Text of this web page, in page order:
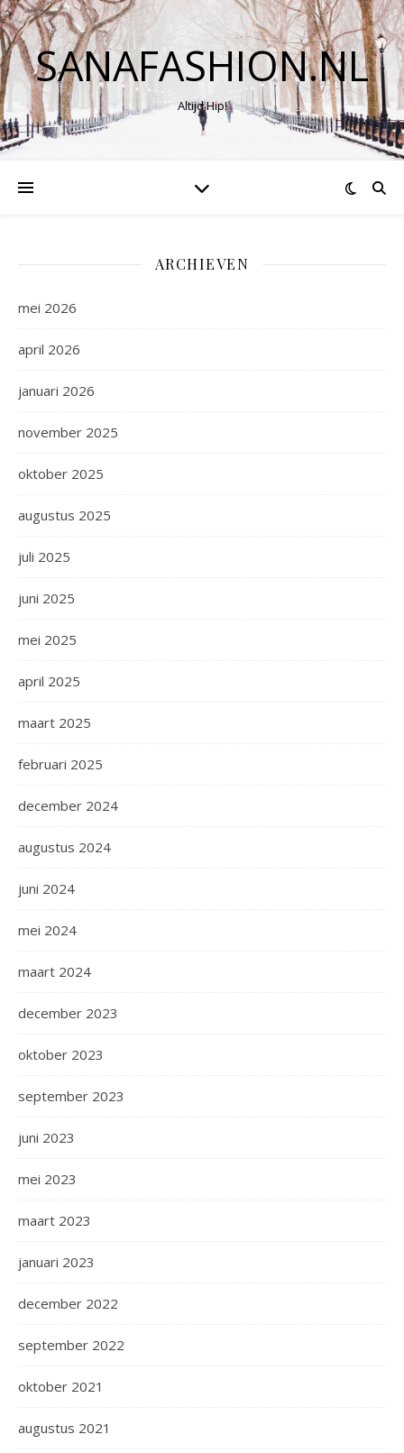
SANAFASHION.NL
Altijd Hip!
ARCHIEVEN
mei 2026
april 2026
januari 2026
november 2025
oktober 2025
augustus 2025
juli 2025
juni 2025
mei 2025
april 2025
maart 2025
februari 2025
december 2024
augustus 2024
juni 2024
mei 2024
maart 2024
december 2023
oktober 2023
september 2023
juni 2023
mei 2023
maart 2023
januari 2023
december 2022
september 2022
oktober 2021
augustus 2021